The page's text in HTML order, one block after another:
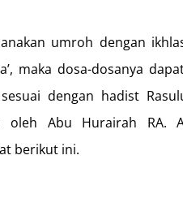
umroh dengan
maka dosa-dosanya
dengan hadist
oleh Abu Hurairah RA.
berikut ini.